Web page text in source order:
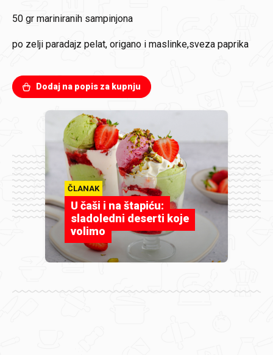
50 gr mariniranih sampinjona
po zelji paradajz pelat, origano i maslinke,sveza paprika
Dodaj na popis za kupnju
ČLANAK
U čaši i na štapiću:
sladoledni deserti koje
volimo